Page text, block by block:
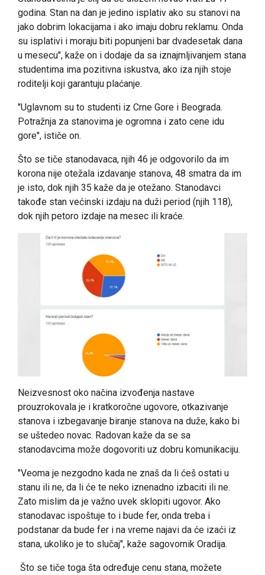
godina. Stan na dan je jedino isplativ ako su stanovi na
jako dobrim lokacijama i ako imaju dobru reklamu. Onda
su isplativi i moraju biti popunjeni bar dvadesetak dana
u mesecu", kaže on i dodaje da sa iznajmljivanjem stana
studentima ima pozitivna iskustva, ako iza njih stoje
roditelji koji garantuju plaćanje.
"Uglavnom su to studenti iz Crne Gore i Beograda.
Potražnja za stanovima je ogromna i zato cene idu
gore", ističe on.
Što se tiče stanodavaca, njih 46 je odgovorilo da im
korona nije otežala izdavanje stanova, 48 smatra da im
je isto, dok njih 35 kaže da je otežano. Stanodavci
takođe stan većinski izdaju na duži period (njih 118),
dok njih petoro izdaje na mesec ili kraće.
Neizvesnost oko načina izvođenja nastave
prouzrokovala je i kratkoročne ugovore, otkazivanje
stanova i izbegavanje biranje stanova na duže, kako bi
se uštedeo novac. Radovan kaže da se sa
stanodavcima može dogovoriti uz dobru komunikaciju.
"Veoma je nezgodno kada ne znaš da li ćeš ostati u
stanu ili ne, da li će te neko iznenadno izbaciti ili ne.
Zato mislim da je važno uvek sklopiti ugovor. Ako
stanodavac ispoštuje to i bude fer, onda treba i
podstanar da bude fer i na vreme najavi da će izaći iz
stana, ukoliko je to slučaj", kaže sagovornik Oradija.
Što se tiče toga šta određuje cenu stana, možete